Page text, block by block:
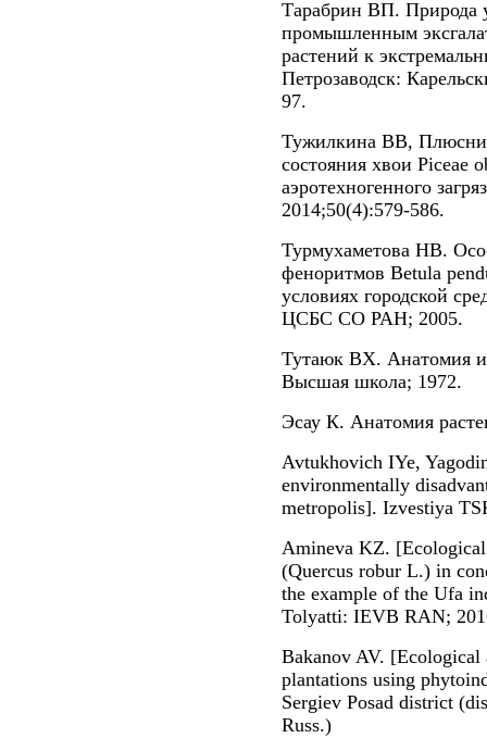
Тарабрин ВП. Природа
промышленным
растений к
Петрозаводск:
97.
Тужилкина ВВ,
состояния хвои Piceae
аэротехногенного
2014;50(4):579-586.
Турмухаметова НВ.
феноритмов Betula
условиях городской
ЦСБС СО РАН; 2005.
Тутаюк ВХ. Анатомия
Высшая школа; 1972.
Эсау К. Анатомия
Avtukhovich IYe,
environmentally
metropolis]. Izvestiya
Amineva KZ.
(Quercus robur L.) in
the example of the Ufa
Tolyatti: IEVB RAN;
Bakanov AV. [Ecological
plantations using
Sergiev Posad district
Russ.)